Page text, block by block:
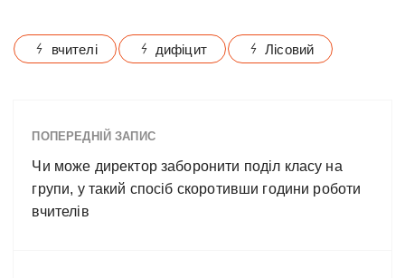
вчителі дифіцит Лісовий
ПОПЕРЕДНІЙ ЗАПИС
Чи може директор заборонити поділ класу на
групи, у такий спосіб скоротивши години роботи
вчителів